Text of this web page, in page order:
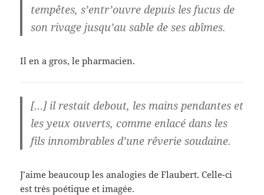
tempêtes, s’entr’ouvre depuis les fucus de
son rivage jusqu’au sable de ses abîmes.
Il en a gros, le pharmacien.
[…] il restait debout, les mains pendantes et
les yeux ouverts, comme enlacé dans les
fils innombrables d’une rêverie soudaine.
J’aime beaucoup les analogies de Flaubert. Celle-ci
est très poétique et imagée.